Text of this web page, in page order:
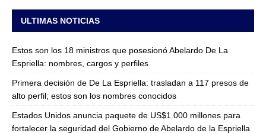
ULTIMAS NOTICIAS
Estos son los 18 ministros que posesionó Abelardo De La
Espriella: nombres, cargos y perfiles
Primera decisión de De La Espriella: trasladan a 117 presos de
alto perfil; estos son los nombres conocidos
Estados Unidos anuncia paquete de US$1.000 millones para
fortalecer la seguridad del Gobierno de Abelardo de la Espriella